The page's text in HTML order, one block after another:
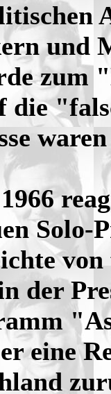
und
zum
die
der
eine